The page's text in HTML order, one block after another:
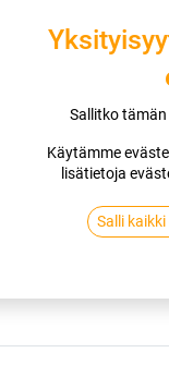
Sallitko
Käytämme
lisätietoja
Salli